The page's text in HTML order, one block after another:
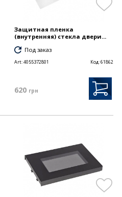
Защитная пленка
(внутренняя) стекла двери...
Под заказ
Art:4055372801 Код:61862
620 грн